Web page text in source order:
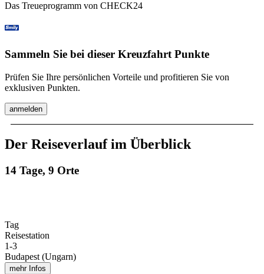
Das Treueprogramm von CHECK24
Sammeln Sie bei dieser Kreuzfahrt Punkte
Prüfen Sie Ihre persönlichen Vorteile und profitieren Sie von
exklusiven Punkten.
anmelden
Der Reiseverlauf im Überblick
14 Tage, 9 Orte
Tag
Reisestation
1-3
Budapest (Ungarn)
mehr Infos